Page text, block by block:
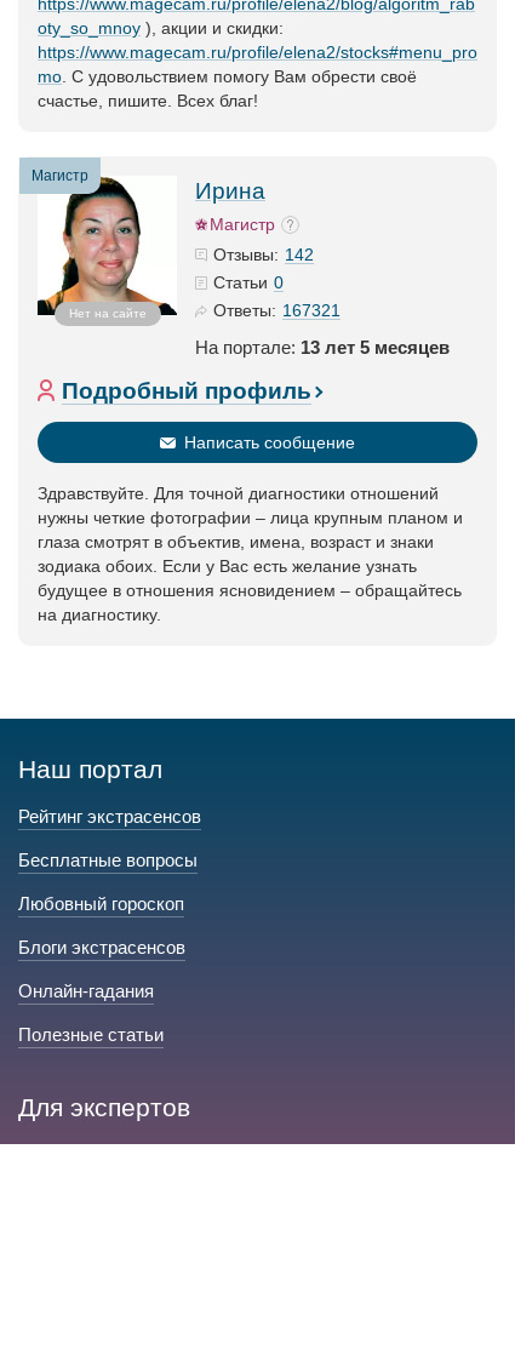
oty_so_mnoy ), акции и скидки:
https://www.magecam.ru/profile/elena2/stocks#menu_pro
mo . С удовольствием помогу Вам обрести своё
счастье, пишите. Всех благ!
Магистр
Нет на сайте
Ирина
Магистр
Отзывы: 142
Статьи 0
Ответы: 167321
На портале: 13 лет 5 месяцев
Подробный профиль
Написать сообщение
Здравствуйте. Для точной диагностики отношений
нужны четкие фотографии – лица крупным планом и
глаза смотрят в объектив, имена, возраст и знаки
зодиака обоих. Если у Вас есть желание узнать
будущее в отношения ясновидением – обращайтесь
на диагностику.
Наш портал
Рейтинг экстрасенсов
Бесплатные вопросы
Любовный гороскоп
Блоги экстрасенсов
Онлайн-гадания
Полезные статьи
Для экспертов